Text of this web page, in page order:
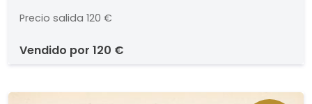
Con paspartú. . Proceden de la obra "Historia
Natural", Montaner y Simón, 1876.
Precio salida 120 €
vendido por 120 €